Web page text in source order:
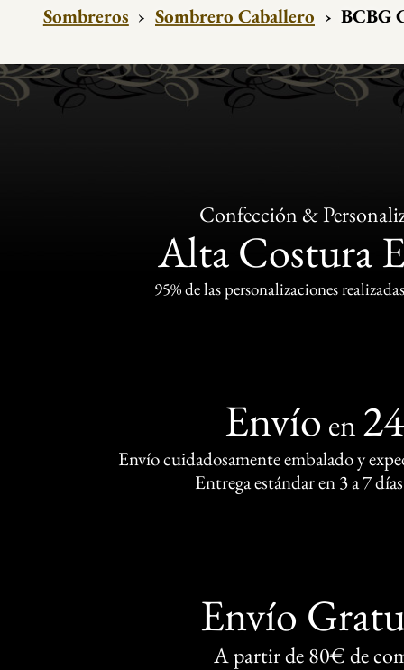
Sombreros › Sombrero Caballero › BCBG
Confección &
Alta Costura
95% de las personalizaciones
Envío en
Envío cuidadosamente embalado y
Entrega estándar en 3 a 7
Envío
A partir de 80€ de